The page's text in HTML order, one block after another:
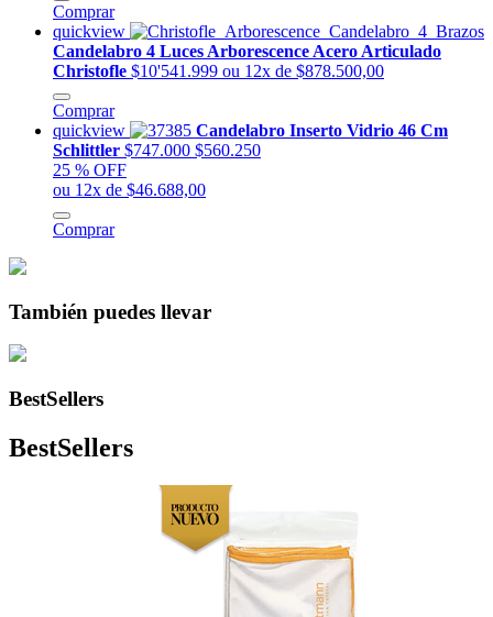
Comprar
quickview
Candelabro 4 Luces Arborescence Acero Articulado
Christofle $10'541.999 ou 12x de $878.500,00
Comprar
quickview
Candelabro Inserto Vidrio 46 Cm
Schlittler $747.000 $560.250
25 % OFF
ou 12x de $46.688,00
Comprar
También puedes llevar
BestSellers
BestSellers